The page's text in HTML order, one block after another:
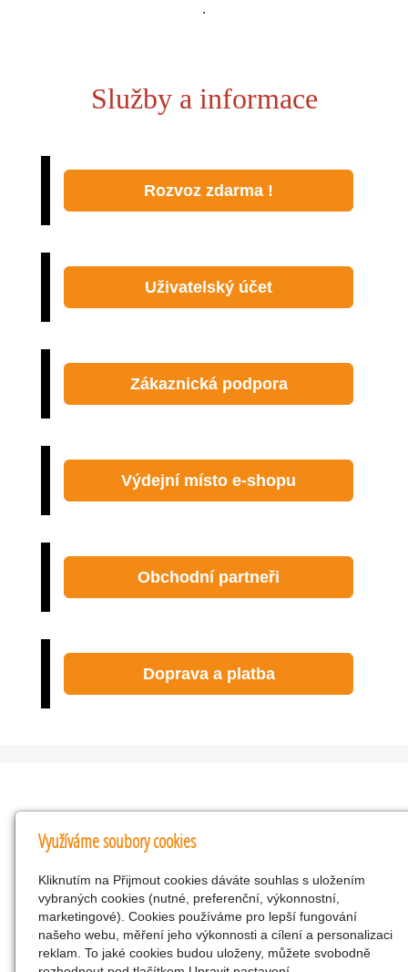
.
Služby a informace
Rozvoz zdarma !
Uživatelský účet
Zákaznická podpora
Výdejní místo e-shopu
Obchodní partneři
Doprava a platba
Kontakty
KNK obchodní společnost s r.o.
Komenského 127, Žacléř, 542 01 Číslo účtu:
286293602/0300
25298518
CZ25298518
Využíváme soubory cookies
Kliknutím na Přijmout cookies dáváte souhlas s uložením
vybraných cookies (nutné, preferenční, výkonnostní,
marketingové). Cookies používáme pro lepší fungování
našeho webu, měření jeho výkonnosti a cílení a personalizaci
reklam. To jaké cookies budou uloženy, můžete svobodně